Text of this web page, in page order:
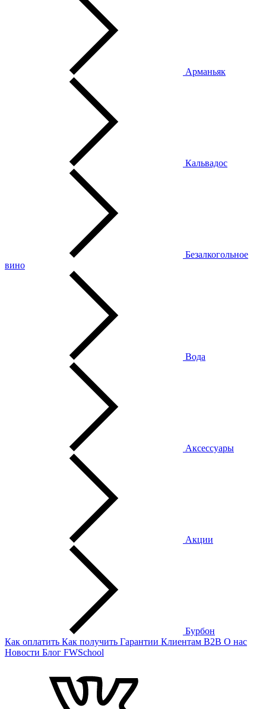
Арманьяк
Кальвадос
Безалкогольное
вино
Вода
Аксессуары
Акции
Бурбон
Как оплатить Как получить Гарантии Клиентам B2B О нас
Новости Блог FWSchool